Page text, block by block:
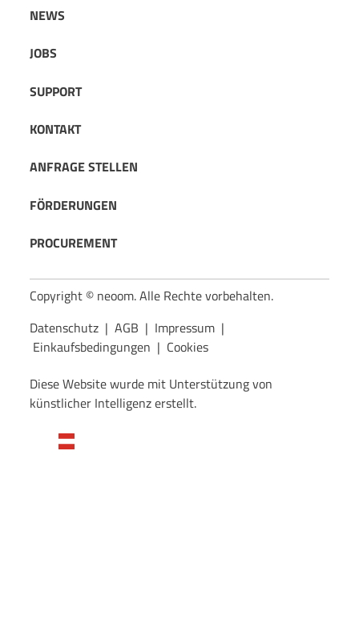
NEWS
JOBS
SUPPORT
KONTAKT
ANFRAGE STELLEN
FÖRDERUNGEN
PROCUREMENT
Copyright © neoom. Alle Rechte vorbehalten.
Datenschutz| AGB | Impressum|
Einkaufsbedingungen | Cookies
Diese Website wurde mit Unterstützung von
künstlicher Intelligenz erstellt.